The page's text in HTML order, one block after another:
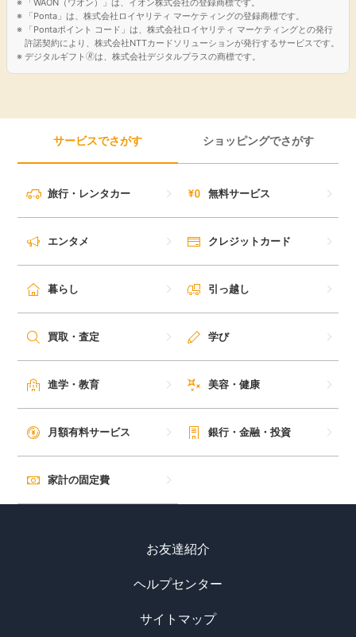
「WAON（ワオン）」は、イオン株式会社の登録商標です。
「Ponta」は、株式会社ロイヤリティ マーケティングの登録商標です。
「Pontaポイント コード」は、株式会社ロイヤリティ マーケティングとの発行
許諾契約により、株式会社NTTカードソリューションが発行するサービスです。
デジタルギフト🄬は、株式会社デジタルプラスの商標です。
サービスでさがす ショッピングでさがす
旅行・レンタカー 無料サービス
エンタメ クレジットカード
暮らし 引っ越し
買取・査定 学び
進学・教育 美容・健康
月額有料サービス 銀行・金融・投資
家計の固定費
お友達紹介
ヘルプセンター
サイトマップ